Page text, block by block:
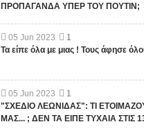
ΠΡΟΠΑΓΑΝΔΑ ΥΠΕΡ ΤΟΥ ΠΟΥΤΙΝ;
05 Jun 2023
1
Τα είπε όλα με μιας ! Τους άφησε
05 Jun 2023
1
"ΣΧΕΔΙΟ ΛΕΩΝΙΔΑΣ": ΤΙ
ΜΑΣ... ; ΔΕΝ ΤΑ ΕΙΠΕ ΤΥΧΑΙΑ ΣΤΙΣ